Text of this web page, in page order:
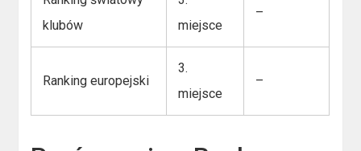
klubów
miejsce
–
Ranking europejski
3.
miejsce
–